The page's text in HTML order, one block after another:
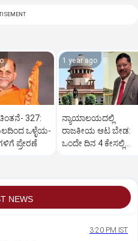
327:
ಒಳ್ಳೆಯ-
ಪ್ರೇರಣೆ
1 year ago
ನ್ಯಾಯಾಲಯದಲ್ಲಿ
ರಾಜಕೀಯ ಆಟ ಬೇಡ:
ಒಂದೇ ದಿನ 4 ಕೇಸಲ್ಲಿ
NEWS
3:20 PM IST